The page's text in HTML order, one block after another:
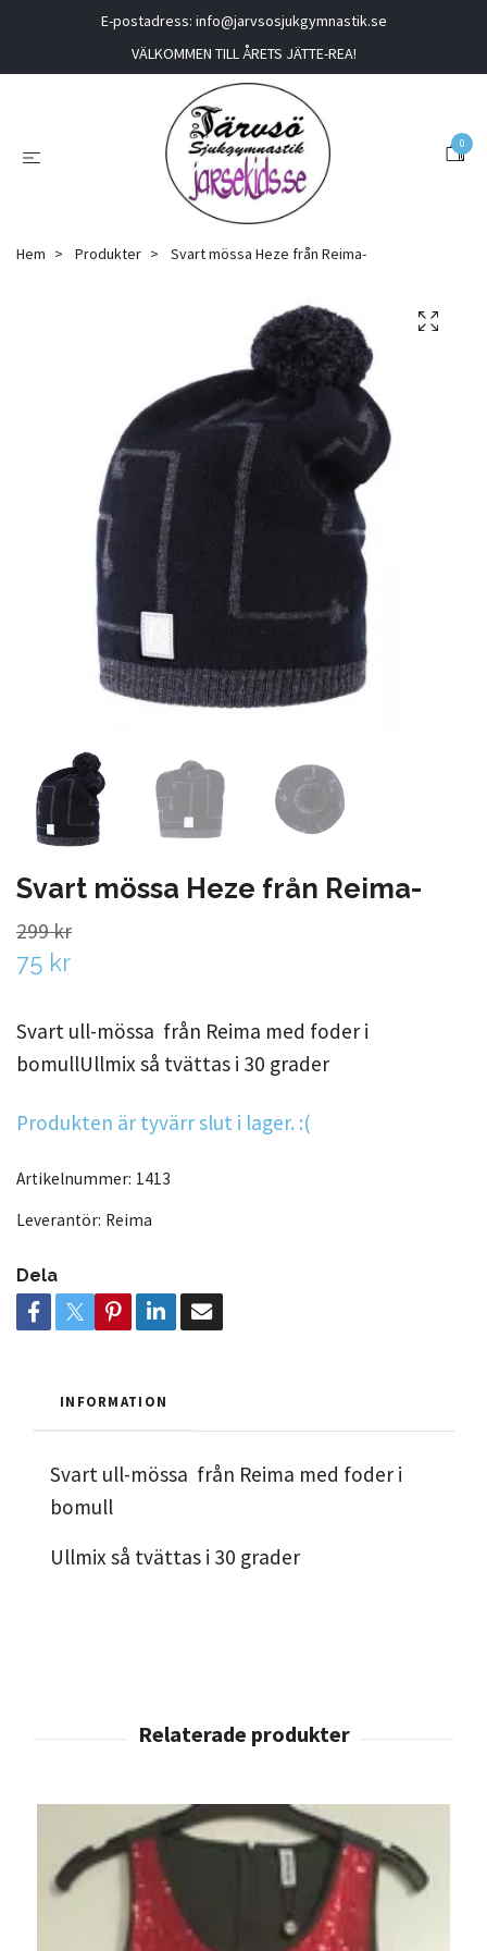
E-postadress: info@jarvsosjukgymnastik.se
VÄLKOMMEN TILL ÅRETS JÄTTE-REA!
0
Hem Produkter Svart mössa Heze från Reima-
Svart mössa Heze från Reima-
299 kr
75 kr
Svart ull-mössa från Reima med foder i
bomullUllmix så tvättas i 30 grader
Produkten är tyvärr slut i lager. :(
Artikelnummer: 1413
Leverantör: Reima
Dela
INFORMATION
Svart ull-mössa från Reima med foder i
bomull
Ullmix så tvättas i 30 grader